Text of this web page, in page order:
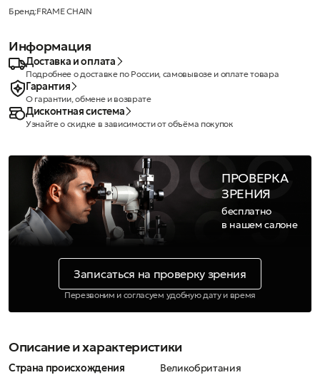
Бренд:FRAME CHAIN
Информация
Доставка и оплата
Подробнее о доставке по России, самовывозе и оплате товара
Гарантия
О гарантии, обмене и возврате
Дисконтная система
Узнайте о скидке в зависимости от объёма покупок
ПРОВЕРКА
ЗРЕНИЯ
бесплатно
в нашем салоне
Записаться на проверку зрения
Перезвоним и согласуем удобную дату и время
Описание и характеристики
Страна происхождения Великобритания